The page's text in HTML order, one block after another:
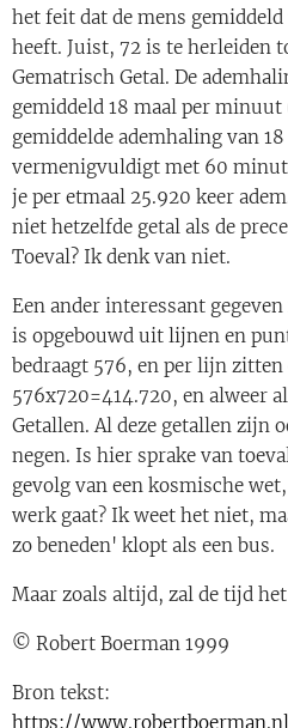
het feit dat de mens
heeft. Juist, 72 is te herleiden
Gematrisch Getal. De
gemiddeld 18 maal per minuut
gemiddelde ademhaling van
vermenigvuldigt met 60
je per etmaal 25.920 keer
niet hetzelfde getal als de
Toeval? Ik denk van niet.
Een ander interessant
is opgebouwd uit lijnen en
bedraagt 576, en per lijn
576x720=414.720, en alweer
Getallen. Al deze getallen zijn
negen. Is hier sprake van
gevolg van een kosmische
werk gaat? Ik weet het niet,
zo beneden' klopt als een bus.
Maar zoals altijd, zal de tijd
© Robert Boerman 1999
Bron tekst:
https://